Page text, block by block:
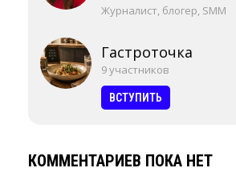
Журналист, блогер, SMM
Гастроточка
9 участников
ВСТУПИТЬ
КОММЕНТАРИЕВ ПОКА НЕТ